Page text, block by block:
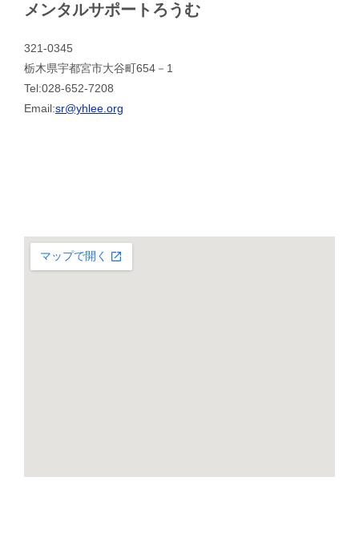
メンタルサポートろうむ
321-0345
栃木県宇都宮市大谷町654－1
Tel:028-652-7208
Email:sr@yhlee.org